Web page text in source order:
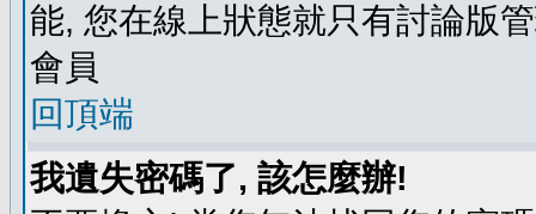
能, 您在線上狀態就只有討論版
會員
回頂端
我遺失密碼了, 該怎麼辦!